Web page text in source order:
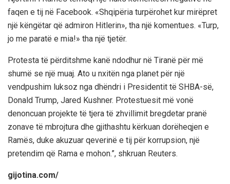
faqen e tij në Facebook. «Shqipëria turpërohet kur mirëpret
një këngëtar që admiron Hitlerin», tha një komentues. «Turp,
jo me paratë e mia!» tha një tjetër.
Protesta të përditshme kanë ndodhur në Tiranë për më
shumë se një muaj. Ato u nxitën nga planet për një
vendpushim luksoz nga dhëndri i Presidentit të SHBA-së,
Donald Trump, Jared Kushner. Protestuesit më vonë
denoncuan projekte të tjera të zhvillimit bregdetar pranë
zonave të mbrojtura dhe gjithashtu kërkuan dorëheqjen e
Ramës, duke akuzuar qeverinë e tij për korrupsion, një
pretendim që Rama e mohon.”, shkruan Reuters.
gijotina.com/